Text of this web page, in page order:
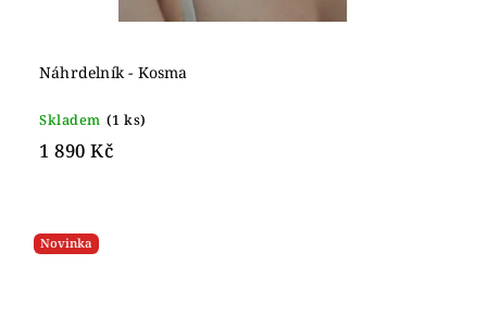
Náhrdelník - Kosma
Skladem (1 ks)
1 890 Kč
Novinka